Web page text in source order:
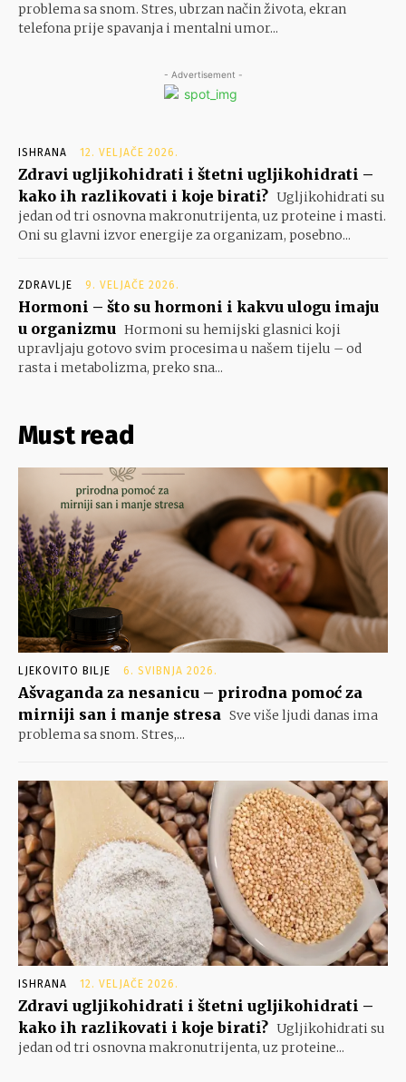
problema sa snom. Stres, ubrzan način života, ekran
telefona prije spavanja i mentalni umor...
- Advertisement -
ISHRANA 12. VELJAČE 2026.
Zdravi ugljikohidrati i štetni ugljikohidrati –
kako ih razlikovati i koje birati? Ugljikohidrati su
jedan od tri osnovna makronutrijenta, uz proteine i masti.
Oni su glavni izvor energije za organizam, posebno...
ZDRAVLJE 9. VELJAČE 2026.
Hormoni – što su hormoni i kakvu ulogu imaju
u organizmu Hormoni su hemijski glasnici koji
upravljaju gotovo svim procesima u našem tijelu – od
rasta i metabolizma, preko sna...
Must read
LJEKOVITO BILJE 6. SVIBNJA 2026.
Ašvaganda za nesanicu – prirodna pomoć za
mirniji san i manje stresa Sve više ljudi danas ima
problema sa snom. Stres,...
ISHRANA 12. VELJAČE 2026.
Zdravi ugljikohidrati i štetni ugljikohidrati –
kako ih razlikovati i koje birati? Ugljikohidrati su
jedan od tri osnovna makronutrijenta, uz proteine...